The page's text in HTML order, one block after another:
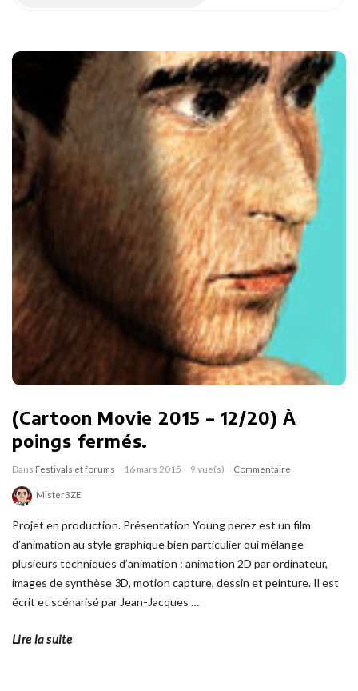
(Cartoon Movie 2015 – 12/20) À
poings fermés.
Dans Festivals et forums 16 mars 2015 9 vue(s) Commentaire
Mister3ZE
Projet en production. Présentation Young perez est un film
d’animation au style graphique bien particulier qui mélange
plusieurs techniques d’animation : animation 2D par ordinateur,
images de synthèse 3D, motion capture, dessin et peinture. Il est
écrit et scénarisé par Jean-Jacques …
Lire la suite